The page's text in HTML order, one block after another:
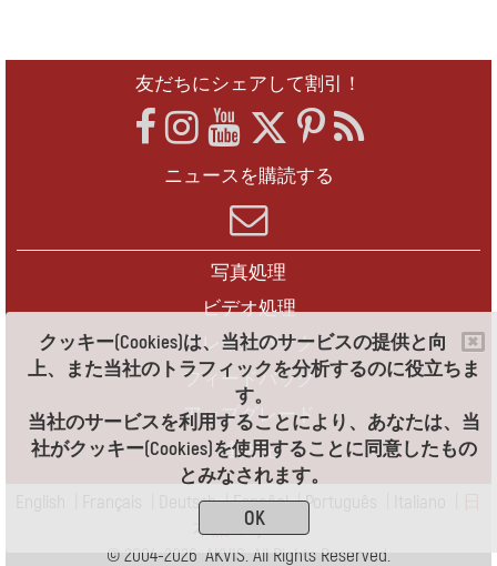
クッキー(Cookies)は、当社のサービスの提供と向
上、また当社のトラフィックを分析するのに役立ちま
す。
当社のサービスを利用することにより、あなたは、当
社がクッキー(Cookies)を使用することに同意したもの
とみなされます。
OK
友だちにシェアして割引！
ニュースを購読する
写真処理
ビデオ処理
フレームパック
フィードバック
アップグレード
連絡先
Deutsch|Español|Português
本語|Pусский
© 2004-2026 AKVIS. All Rights Reserved.